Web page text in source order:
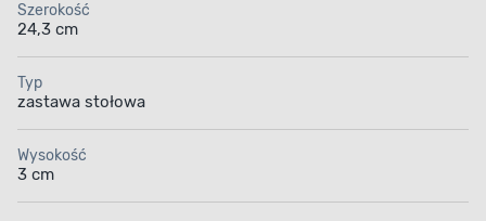
Szerokość
24,3 cm
Typ
zastawa stołowa
Wysokość
3 cm